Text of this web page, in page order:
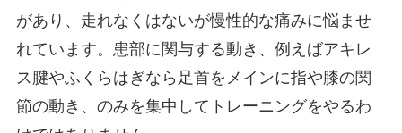
があり、走れなくはないが慢性的な痛みに悩ませ
れています。患部に関与する動き、例えばアキレ
ス腱やふくらはぎなら足首をメインに指や膝の関
節の動き、のみを集中してトレーニングをやるわ